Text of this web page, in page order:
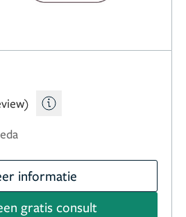
informatie
gratis consult